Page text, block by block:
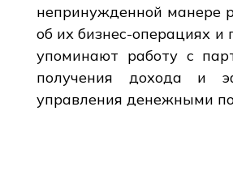
непринужденной манере
об их бизнес-операциях и
упоминают работу с
получения дохода и
управления денежными